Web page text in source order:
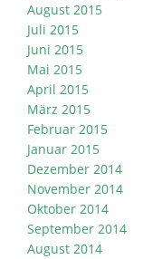
August 2015
Juli 2015
Juni 2015
Mai 2015
April 2015
März 2015
Februar 2015
Januar 2015
Dezember 2014
November 2014
Oktober 2014
September 2014
August 2014